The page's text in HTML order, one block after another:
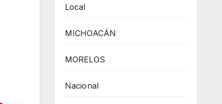
Local
MICHOACÁN
MORELOS
Nacional